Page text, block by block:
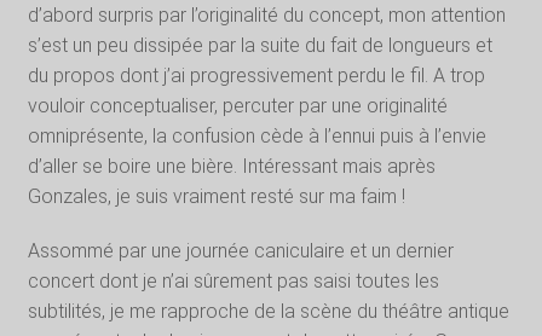
d’abord surpris par l’originalité du concept, mon attention
s’est un peu dissipée par la suite du fait de longueurs et
du propos dont j’ai progressivement perdu le fil. A trop
vouloir conceptualiser, percuter par une originalité
omniprésente, la confusion cède à l’ennui puis à l’envie
d’aller se boire une bière. Intéressant mais après
Gonzales, je suis vraiment resté sur ma faim !
Assommé par une journée caniculaire et un dernier
concert dont je n’ai sûrement pas saisi toutes les
subtilités, je me rapproche de la scène du théâtre antique